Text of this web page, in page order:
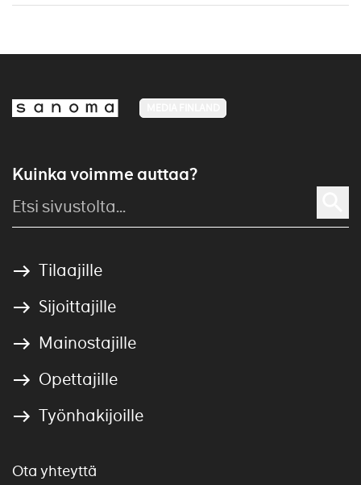
Kuinka voimme auttaa?
Tilaajille
Sijoittajille
Mainostajille
Opettajille
Työnhakijoille
Ota yhteyttä